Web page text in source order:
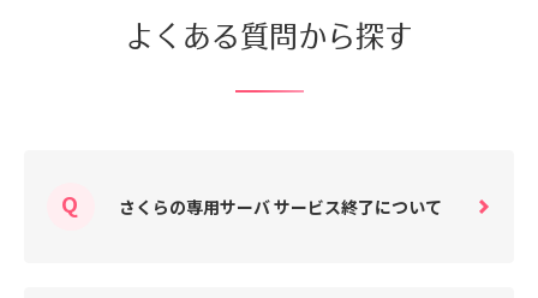
サイト内検索についてよくある質問から探す
さくらの専用サーバ サービス終了について